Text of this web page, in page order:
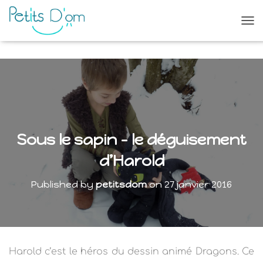
U
A
Sous le sapin – le déguisement
d’Harold
Published bypetitsdomon27 janvier 2016
Harold c’est le héros du dessin animé Dragons. Ce